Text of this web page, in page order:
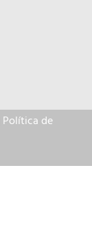
Política de